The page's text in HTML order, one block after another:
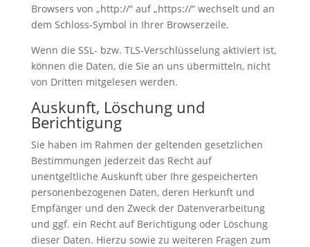
Browsers von „http://“ auf „https://“ wechselt und an
dem Schloss-Symbol in Ihrer Browserzeile.
Wenn die SSL- bzw. TLS-Verschlüsselung aktiviert ist,
können die Daten, die Sie an uns übermitteln, nicht
von Dritten mitgelesen werden.
Auskunft, Löschung und
Berichtigung
Sie haben im Rahmen der geltenden gesetzlichen
Bestimmungen jederzeit das Recht auf
unentgeltliche Auskunft über Ihre gespeicherten
personenbezogenen Daten, deren Herkunft und
Empfänger und den Zweck der Datenverarbeitung
und ggf. ein Recht auf Berichtigung oder Löschung
dieser Daten. Hierzu sowie zu weiteren Fragen zum